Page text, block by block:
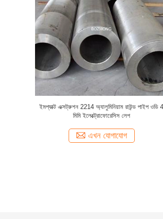
বেধ 40 মিমি এক্সট্রুশন 6061 টি 6 অ্যালুমিনিয়াম স্কোয়ার
টিউব
এখন যোগাযোগ